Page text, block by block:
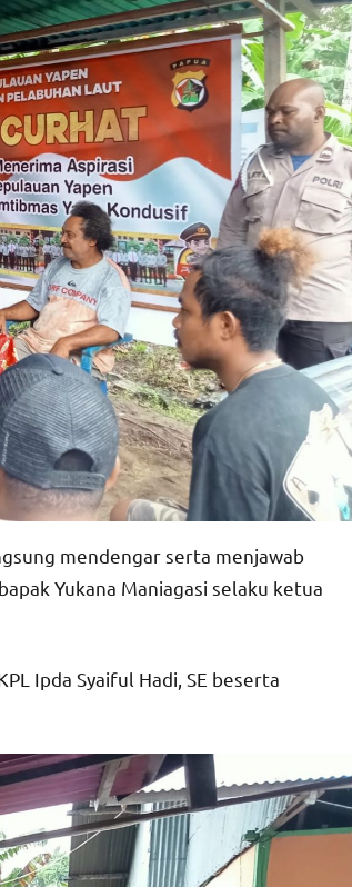
mendengar serta menjawab
Yukana Maniagasi selaku ketua
Ipda Syaiful Hadi, SE beserta